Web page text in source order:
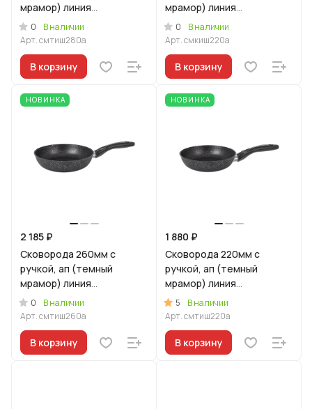
мрамор) линия
"Мраморная
индукционная"
0
В наличии
Арт.смтиш280а
В корзину
мрамор) линия
"Мраморная
Индукционная"
0
В наличии
Арт.смкиш220а
В корзину
НОВИНКА
2 185 ₽
Сковорода 260мм с
ручкой, ап (темный
мрамор) линия
"Мраморная
Индукционная"
0
В наличии
Арт.смтиш260а
В корзину
НОВИНКА
1 880 ₽
Сковорода 220мм с
ручкой, ап (темный
мрамор) линия
"Мраморная
Индукционная
5
В наличии
Арт.смтиш220а
В корзину